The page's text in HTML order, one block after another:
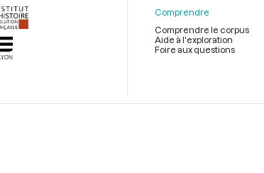
page
Comprendre
Comprendre le corpus
Aide à l'exploration
Foire aux questions